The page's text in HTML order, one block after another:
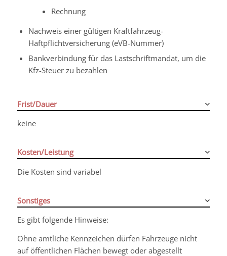
Rechnung
Nachweis einer gültigen Kraftfahrzeug-
Haftpflichtversicherung (eVB-Nummer)
Bankverbindung für das Lastschriftmandat, um die
Kfz-Steuer zu bezahlen
Frist/Dauer
keine
Kosten/Leistung
Die Kosten sind variabel
Sonstiges
Es gibt folgende Hinweise:
Ohne amtliche Kennzeichen dürfen Fahrzeuge nicht
auf öffentlichen Flächen bewegt oder abgestellt